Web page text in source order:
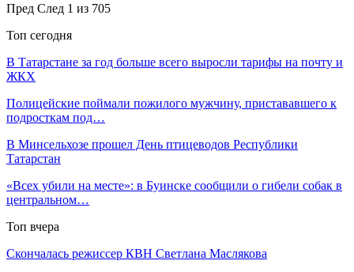
Пред След 1 из 705
Топ сегодня
В Татарстане за год больше всего выросли тарифы на почту и
ЖКХ
Полицейские поймали пожилого мужчину, пристававшего к
подросткам под…
В Минсельхозе прошел День птицеводов Республики
Татарстан
«Всех убили на месте»: в Буинске сообщили о гибели собак в
центральном…
Топ вчера
Скончалась режиссер КВН Светлана Маслякова